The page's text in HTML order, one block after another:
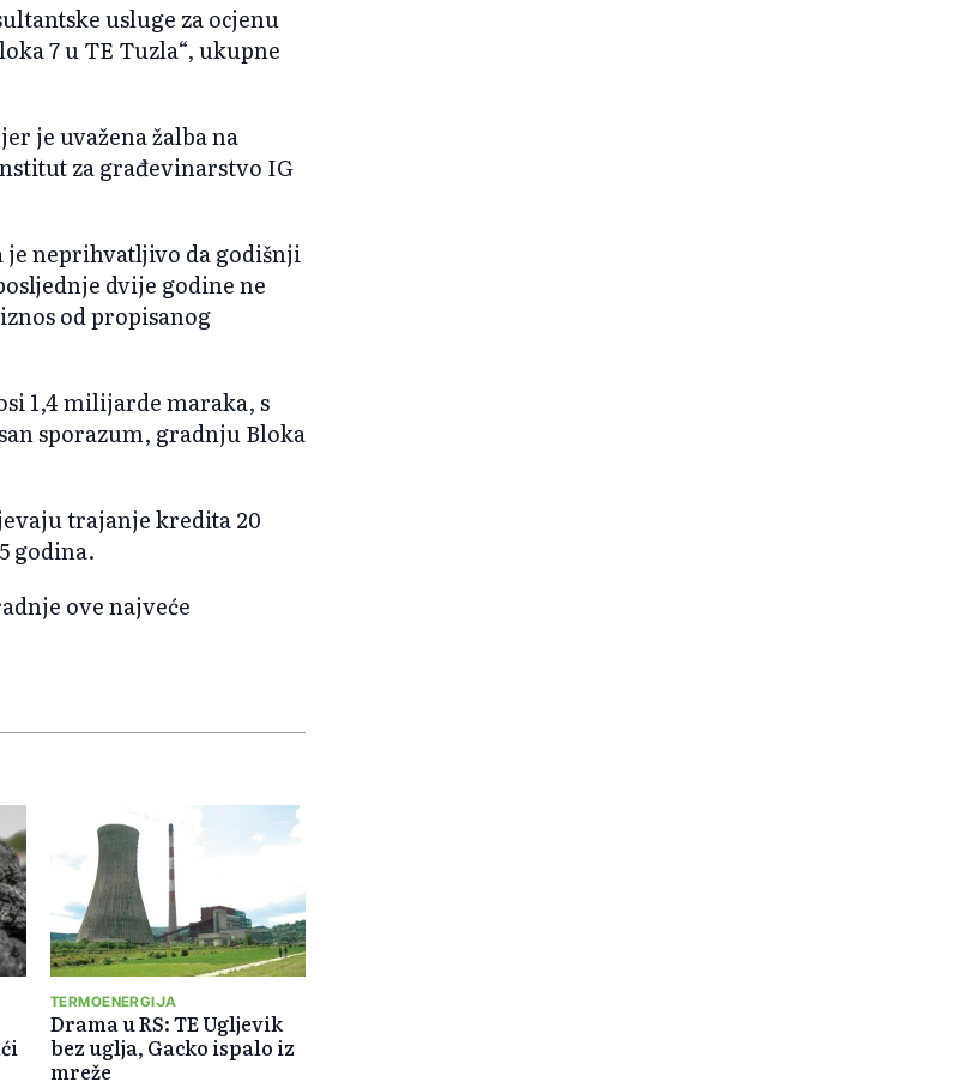
usluge za ocjenu
7 u TE Tuzla“, ukupne
je uvažena žalba na
za građevinarstvo IG
je neprihvatljivo da godišnji
dvije godine ne
od propisanog
1,4 milijarde maraka, s
sporazum, gradnju Bloka
trajanje kredita 20
godina.
ove najveće
TERMOENERGIJA
Drama u RS: TE Ugljevik
bez uglja, Gacko ispalo iz
mreže